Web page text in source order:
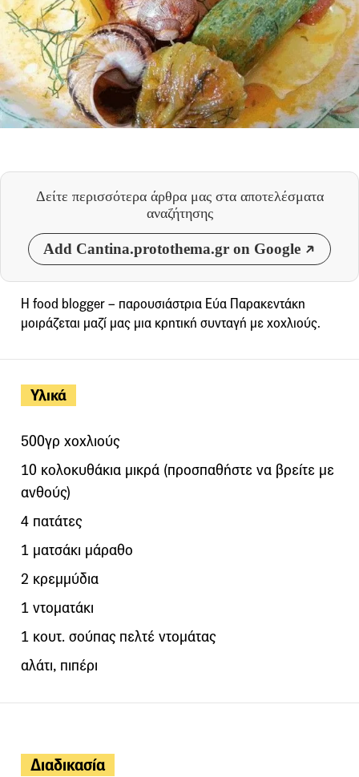
Δείτε περισσότερα άρθρα μας στα αποτελέσματα
αναζήτησης
Add Cantina.protothema.gr on Google
Υλικά
500γρ χοχλιούς
10 κολοκυθάκια μικρά (προσπαθήστε να βρείτε με
ανθούς)
4 πατάτες
1 ματσάκι μάραθο
2 κρεμμύδια
1 ντοματάκι
1 κουτ. σούπας πελτέ ντομάτας
αλάτι, πιπέρι
Η food blogger – παρουσιάστρια Εύα Παρακεντάκη
μοιράζεται μαζί μας μια κρητική συνταγή με χοχλιούς.
Διαδικασία